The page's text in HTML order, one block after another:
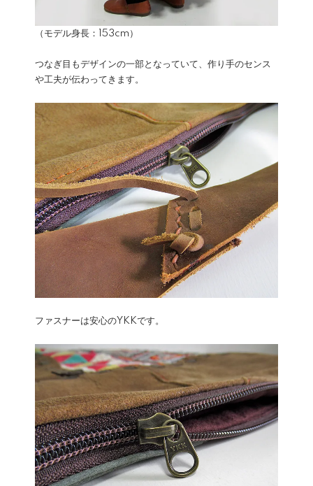
（モデル身長：153cm）
つなぎ目もデザインの一部となっていて、作り手のセンス
や工夫が伝わってきます。
ファスナーは安心のYKKです。